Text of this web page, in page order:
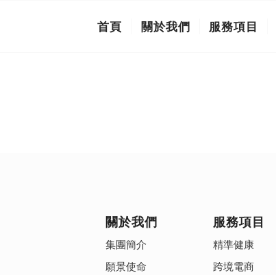
首頁 關於我們 服務項目
關於我們
集團簡介
願景使命
服務項目
精準健康
跨境電商